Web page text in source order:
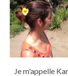
Je m'appelle